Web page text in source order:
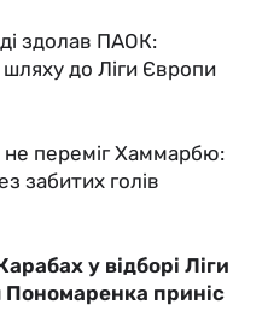
здолав ПАОК:
до Ліги Європи
не переміг Хаммарбю:
забитих голів
у відборі Ліги
Пономаренка приніс